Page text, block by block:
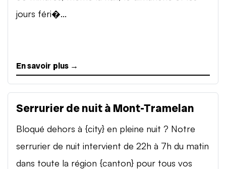
jours féri�...
En savoir plus →
Serrurier de nuit à Mont-Tramelan
Bloqué dehors à {city} en pleine nuit ? Notre
serrurier de nuit intervient de 22h à 7h du matin
dans toute la région {canton} pour tous vos